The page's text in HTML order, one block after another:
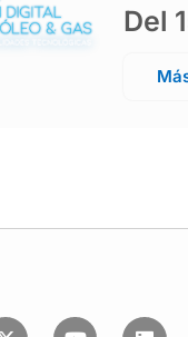
Del